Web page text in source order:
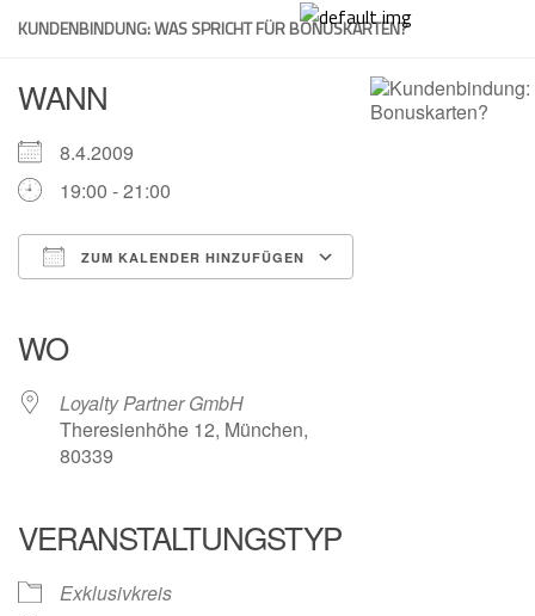
Skip
KUNDENBINDUNG: WAS SPRICHT FÜR BONUSKARTEN?
WANN
8.4.2009
19:00 - 21:00
ZUM KALENDER HINZUFÜGEN
WO
Loyalty Partner GmbH
Theresienhöhe 12, München,
80339
VERANSTALTUNGSTYP
Exklusivkreis